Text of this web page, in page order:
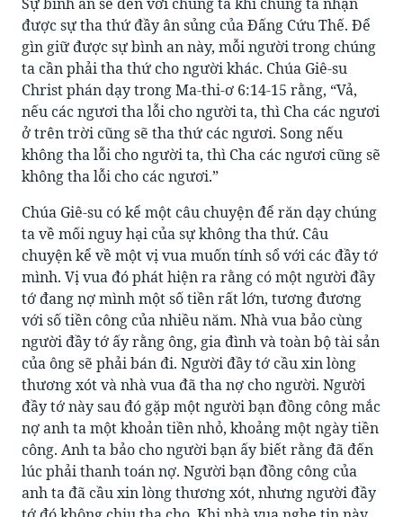
được sự tha thứ đầy ân sủng của Đấng Cứu Thế. Để
gìn giữ được sự bình an này, mỗi người trong chúng
ta cần phải tha thứ cho người khác. Chúa Giê-su
Christ phán dạy trong Ma-thi-ơ 6:14-15 rằng, “Vả,
nếu các ngươi tha lỗi cho người ta, thì Cha các ngươi
ở trên trời cũng sẽ tha thứ các ngươi. Song nếu
không tha lỗi cho người ta, thì Cha các ngươi cũng sẽ
không tha lỗi cho các ngươi.”
Chúa Giê-su có kể một câu chuyện để răn dạy chúng
ta về mối nguy hại của sự không tha thứ. Câu
chuyện kể về một vị vua muốn tính sổ với các đầy tớ
mình. Vị vua đó phát hiện ra rằng có một người đầy
tớ đang nợ mình một số tiền rất lớn, tương đương
với số tiền công của nhiều năm. Nhà vua bảo cùng
người đầy tớ ấy rằng ông, gia đình và toàn bộ tài sản
của ông sẽ phải bán đi. Người đầy tớ cầu xin lòng
thương xót và nhà vua đã tha nợ cho người. Người
đầy tớ này sau đó gặp một người bạn đồng công mắc
nợ anh ta một khoản tiền nhỏ, khoảng một ngày tiền
công. Anh ta bảo cho người bạn ấy biết rằng đã đến
lúc phải thanh toán nợ. Người bạn đồng công của
anh ta đã cầu xin lòng thương xót, nhưng người đầy